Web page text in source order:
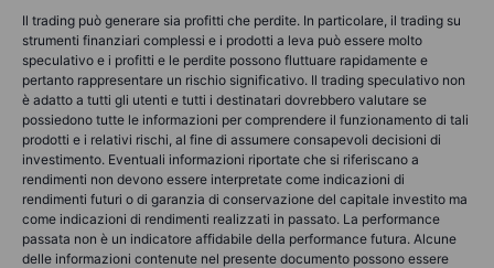
Il trading può generare sia profitti che perdite. In particolare, il trading su
strumenti finanziari complessi e i prodotti a leva può essere molto
speculativo e i profitti e le perdite possono fluttuare rapidamente e
pertanto rappresentare un rischio significativo. Il trading speculativo non
è adatto a tutti gli utenti e tutti i destinatari dovrebbero valutare se
possiedono tutte le informazioni per comprendere il funzionamento di tali
prodotti e i relativi rischi, al fine di assumere consapevoli decisioni di
investimento. Eventuali informazioni riportate che si riferiscano a
rendimenti non devono essere interpretate come indicazioni di
rendimenti futuri o di garanzia di conservazione del capitale investito ma
come indicazioni di rendimenti realizzati in passato. La performance
passata non è un indicatore affidabile della performance futura. Alcune
delle informazioni contenute nel presente documento possono essere